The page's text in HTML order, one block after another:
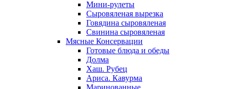
Мини-рулеты
Сыровяленая вырезка
Говядина сыровяленая
Свинина сыровяленая
Мясные Консервации
Готовые блюда и обеды
Долма
Хаш. Рубец
Ариса. Кавурма
Маринованные